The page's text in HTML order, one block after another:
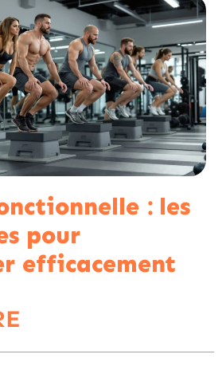
: les
pour
efficacement